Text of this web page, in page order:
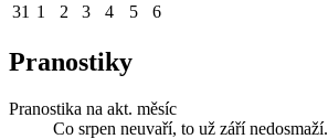
31 1 2 3 4 5 6
Pranostiky
Pranostika na akt. měsíc
Co srpen neuvaří, to už září nedosmaží.